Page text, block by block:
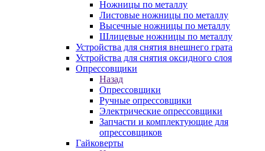
Ножницы по металлу
Листовые ножницы по металлу
Высечные ножницы по металлу
Шлицевые ножницы по металлу
Устройства для снятия внешнего грата
Устройства для снятия оксидного слоя
Опрессовщики
Назад
Опрессовщики
Ручные опрессовщики
Электрические опрессовщики
Запчасти и комплектующие для
опрессовщиков
Гайковерты